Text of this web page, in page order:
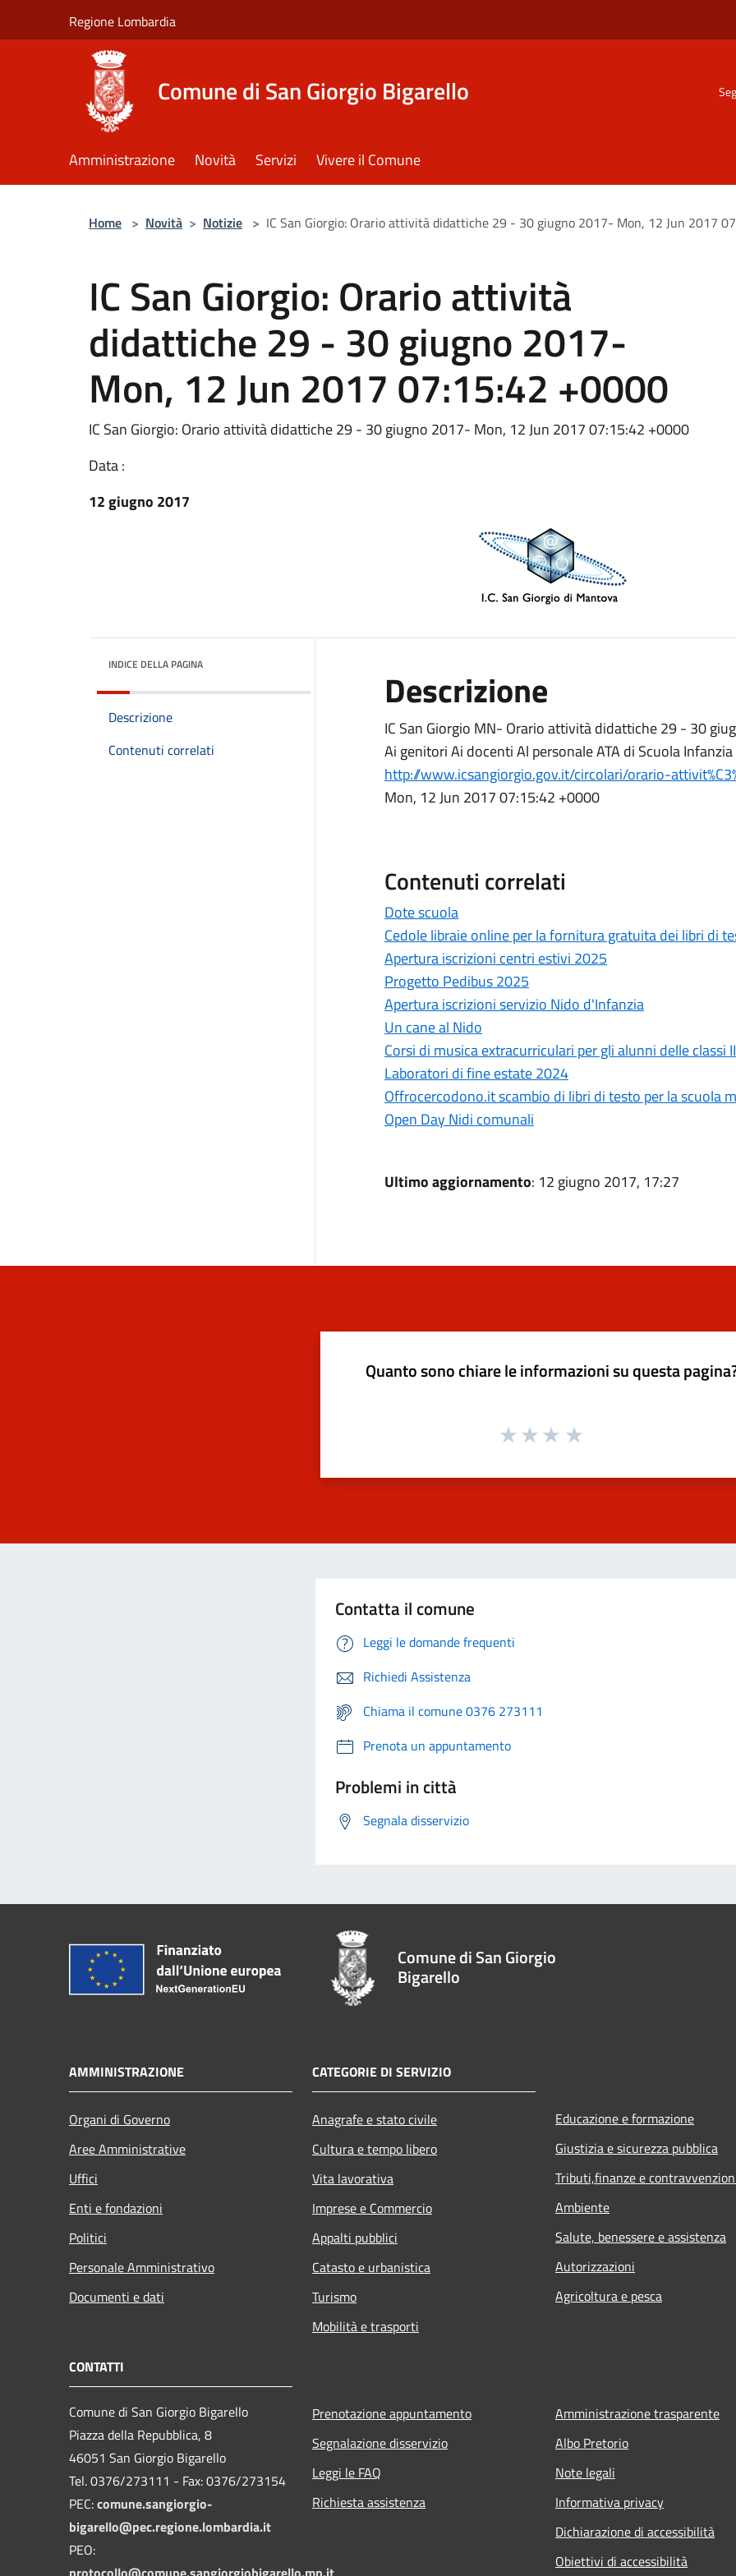
Regione Lombardia
Comune di San Giorgio Bigarello
Amministrazione Novità Servizi Vivere il Comune
Home > Novità > Notizie > IC San Giorgio: Orario attività didattiche 29 - 30 giugno 2017- Mon, 12 Jun 2017
IC San Giorgio: Orario attività
didattiche 29 - 30 giugno 2017-
Mon, 12 Jun 2017 07:15:42 +0000
IC San Giorgio: Orario attività didattiche 29 - 30 giugno 2017- Mon, 12 Jun 2017 07:15:42 +0000
Data :
12 giugno 2017
INDICE DELLA PAGINA
Descrizione
Contenuti correlati
Descrizione
IC San Giorgio MN- Orario attività didattiche 29 - 30
Ai genitori Ai docenti Al personale ATA di Scuola Infanzia
http://www.icsangiorgio.gov.it/circolari/orario-
Mon, 12 Jun 2017 07:15:42 +0000
Contenuti correlati
Dote scuola
Cedole libraie online per la fornitura gratuita dei libri di
Apertura iscrizioni centri estivi 2025
Progetto Pedibus 2025
Apertura iscrizioni servizio Nido d'Infanzia
Un cane al Nido
Corsi di musica extracurriculari per gli alunni delle classi
Laboratori di fine estate 2024
Offrocercodono.it scambio di libri di testo per la scuola
Open Day Nidi comunali
Ultimo aggiornamento: 12 giugno 2017, 17:27
Quanto sono chiare le informazioni su questa
Contatta il comune
Leggi le domande frequenti
Richiedi Assistenza
Chiama il comune 0376 273111
Prenota un appuntamento
Problemi in città
Segnala disservizio
Comune di San Giorgio
Bigarello
AMMINISTRAZIONE
Organi di Governo
Aree Amministrative
Uffici
Enti e fondazioni
Politici
Personale Amministrativo
Documenti e dati
CATEGORIE DI SERVIZIO
Anagrafe e stato civile
Cultura e tempo libero
Vita lavorativa
Imprese e Commercio
Appalti pubblici
Catasto e urbanistica
Turismo
Mobilità e trasporti
Educazione e formazione
Giustizia e sicurezza pubblica
Tributi,finanze e
Ambiente
Salute, benessere e assistenza
Autorizzazioni
Agricoltura e pesca
CONTATTI
Comune di San Giorgio Bigarello
Piazza della Repubblica, 8
46051 San Giorgio Bigarello
Tel. 0376/273111 - Fax: 0376/273154
PEC:comune.sangiorgio-
bigarello@pec.regione.lombardia.it
PEO:
Prenotazione appuntamento
Segnalazione disservizio
Leggi le FAQ
Richiesta assistenza
Amministrazione trasparente
Albo Pretorio
Note legali
Informativa privacy
Dichiarazione di accessibilità
Obiettivi di accessibilità